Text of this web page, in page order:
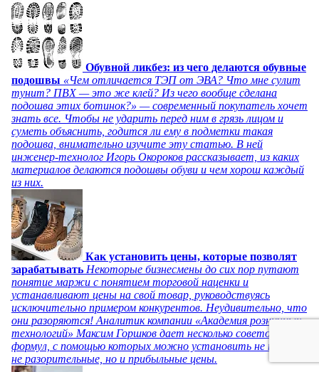
Обувной ликбез: из чего делаются обувные
подошвы «Чем отличается ТЭП от ЭВА? Что мне сулит
тунит? ПВХ — это же клей? Из чего вообще сделана
подошва этих ботинок?» — современный покупатель хочет
знать все. Чтобы не ударить перед ним в грязь лицом и
суметь объяснить, годится ли ему в подметки такая
подошва, внимательно изучите эту статью. В ней
инженер-технолог Игорь Окороков рассказывает, из каких
материалов делаются подошвы обуви и чем хорош каждый
из них.
Как установить цены, которые позволят
зарабатывать Некоторые бизнесмены до сих пор путают
понятие маржи с понятием торговой наценки и
устанавливают цены на свой товар, руководствуясь
исключительно примером конкурентов. Неудивительно, что
они разоряются! Аналитик компании «Академия розничных
технологий» Максим Горшков дает несколько советов и
формул, с помощью которых можно установить не только
не разорительные, но и прибыльные цены.